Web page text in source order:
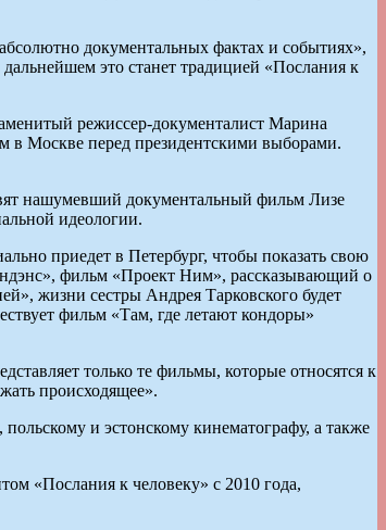
документальных фактах и событиях»,
это станет традицией «Послания к
режиссер-документалист Марина
в Москве перед президентскими выборами.
нашумевший документальный фильм Лизе
идеологии.
приедет в Петербург, чтобы показать свою
фильм «Проект Ним», рассказывающий о
жизни сестры Андрея Тарковского будет
фильм «Там, где летают кондоры»
только те фильмы, которые относятся к
происходящее».
и эстонскому кинематографу, а также
«Послания к человеку» с 2010 года,